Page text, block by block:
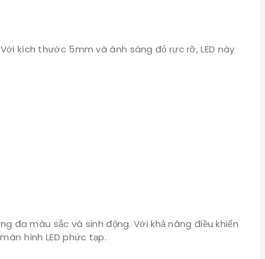
kích thước 5mm và ánh sáng đỏ rực rỡ, LED này
đa màu sắc và sinh động. Với khả năng điều khiển
hình LED phức tạp.